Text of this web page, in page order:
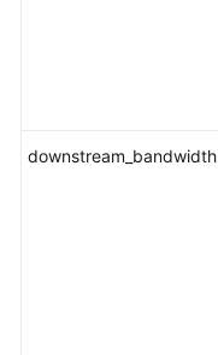
downstream_bandwidth